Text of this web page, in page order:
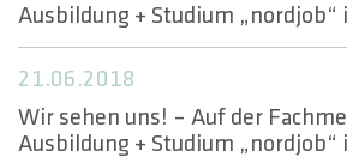
UNTERNEHMEN
KUNDENBEREICH
KONTAKT
Ausbildung + Studium „nordjob“
21.06.2018
Wir sehen uns! – Auf der
Ausbildung + Studium „nordjob“